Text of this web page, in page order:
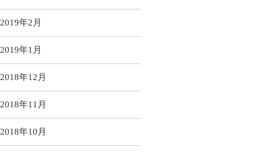
2019年2月
2019年1月
2018年12月
2018年11月
2018年10月